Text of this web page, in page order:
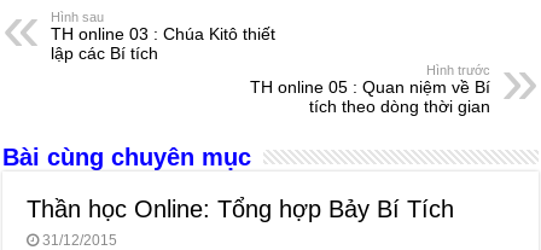
e
b
k
n
A
a
d
s
Hình sau
TH online 03 : Chúa Kitô thiết
lập các Bí tích
Hình trước
TH online 05 : Quan niệm về Bí
tích theo dòng thời gian
Bài cùng chuyên mục
Thần học Online: Tổng hợp Bảy Bí Tích
31/12/2015